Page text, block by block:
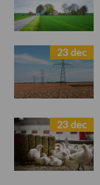
23 dec
23 dec